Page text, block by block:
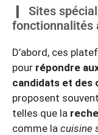
Sites
fonctionnalités
D’abord, ces
pour répondre
candidats et des
proposent
telles que la
comme la cuisine